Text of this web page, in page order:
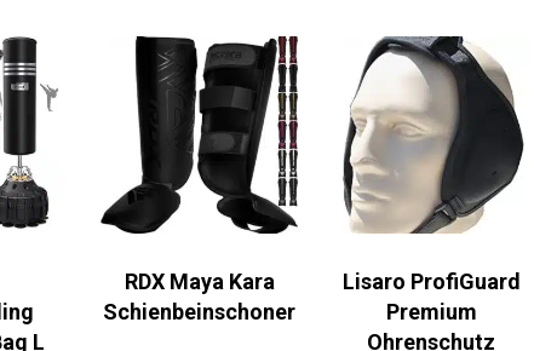
L
RDX Maya Kara
Schienbeinschoner
Lisaro ProfiGuard
Premium
Ohrenschutz